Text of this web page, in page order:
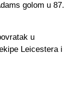
golom u 87.
u
Leicestera i